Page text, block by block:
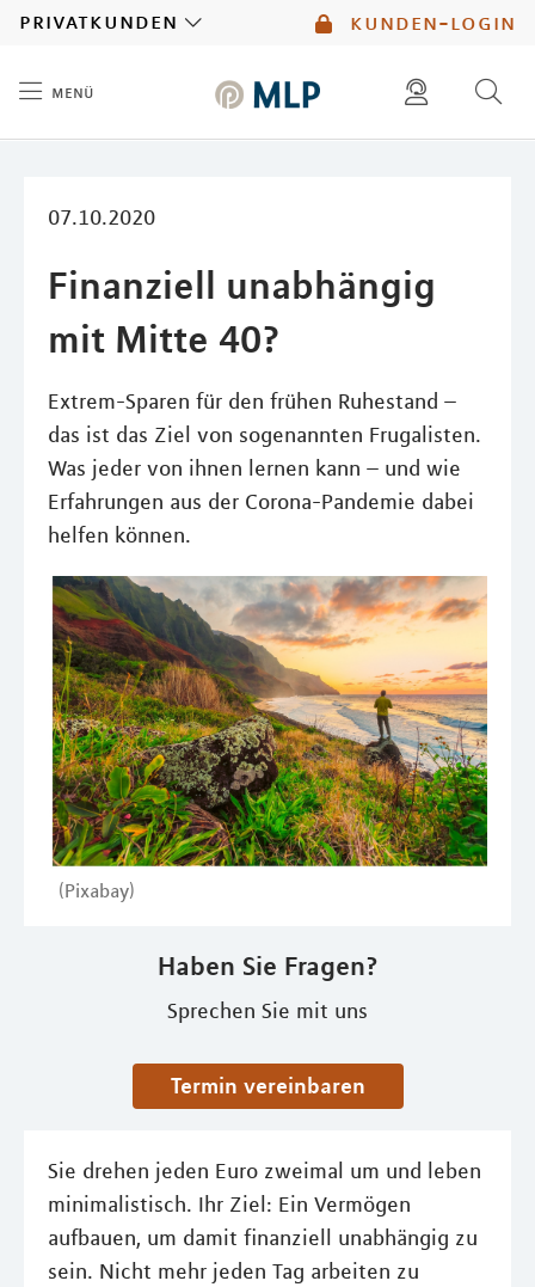
kunden-login
privatkunden
menü
07.10.2020
Finanziell unabhängig
mit Mitte 40?
Extrem-Sparen für den frühen Ruhestand –
das ist das Ziel von sogenannten Frugalisten.
Was jeder von ihnen lernen kann – und wie
Erfahrungen aus der Corona-Pandemie dabei
helfen können.
(Pixabay)
Haben Sie Fragen?
Sprechen Sie mit uns
Termin vereinbaren
Sie drehen jeden Euro zweimal um und leben
minimalistisch. Ihr Ziel: Ein Vermögen
aufbauen, um damit finanziell unabhängig zu
sein. Nicht mehr jeden Tag arbeiten zu